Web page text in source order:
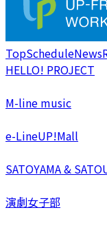
TopScheduleNews
HELLO! PROJECT
M-line music
e-LineUP!Mall
SATOYAMA &
演劇女子部